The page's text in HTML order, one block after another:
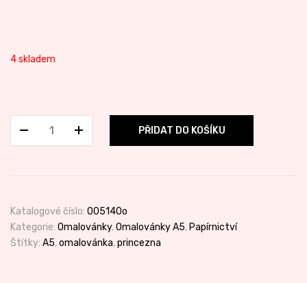
4 skladem
PŘIDAT DO KOŠÍKU
Katalogové číslo: 005140o
Kategorie: Omalovánky,Omalovánky A5, Papírnictví
Štítky: A5,omalovánka,princezna